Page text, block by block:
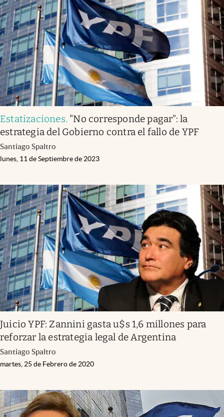
Infotechnology
Clase
Clima
Mundial 2026
Eventos Corporativos
El Cronista Studio
Mediakit
abre en nueva pestaña
Argentina
Estatizaciones. "No corresponde pagar": la
estrategia del Gobierno contra el fallo de YPF
Santiago Spaltro
lunes, 11 de Septiembre de 2023
Juicio YPF: Zannini gasta u$s 1,6 millones para
reforzar la estrategia legal de Argentina
Santiago Spaltro
martes, 25 de Febrero de 2020